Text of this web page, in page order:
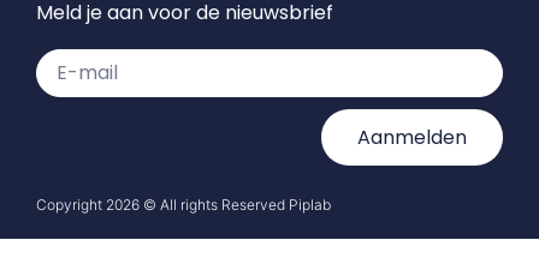
Copyright 2026 © All rights Reserved Piplab
Meld je aan voor de nieuwsbrief
Aanmelden